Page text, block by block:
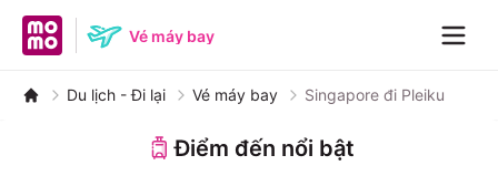
MoMo home pageVé máy bay
Du lịch - Đi lại Vé máy bay Singapore đi Pleiku
Điểm đến nổi bật
Đà Nẵng